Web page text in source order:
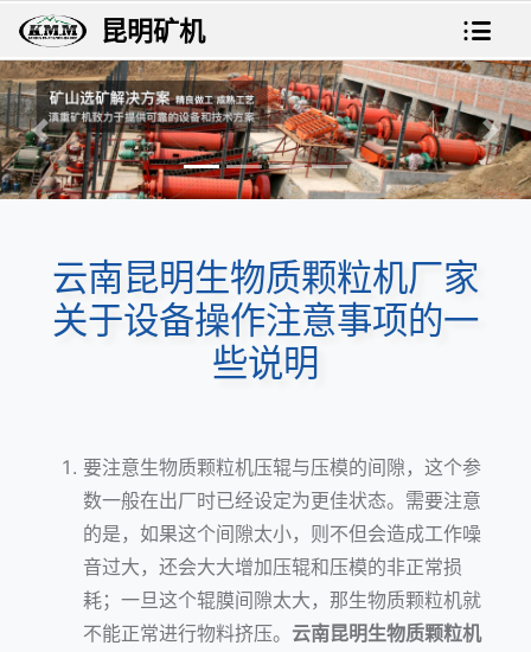
昆明矿机
上一张 下
云南昆明生物质颗粒机厂家
关于设备操作注意事项的一
些说明
要注意生物质颗粒机压辊与压模的间隙，这个参
数一般在出厂时已经设定为更佳状态。需要注意
的是，如果这个间隙太小，则不但会造成工作噪
音过大，还会大大增加压辊和压模的非正常损
耗；一旦这个辊膜间隙太大，那生物质颗粒机就
不能正常进行物料挤压。 云南昆明生物质颗粒机